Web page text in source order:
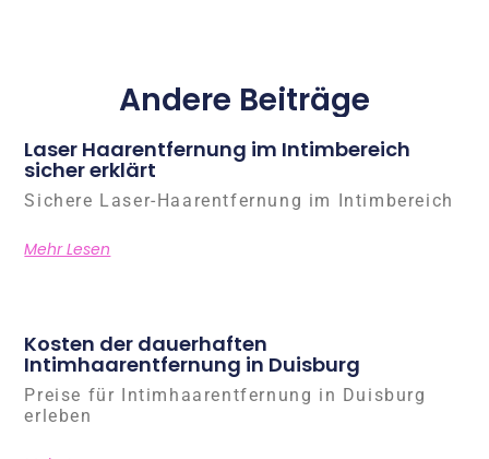
Andere Beiträge
Laser Haarentfernung im Intimbereich
sicher erklärt
Sichere Laser-Haarentfernung im Intimbereich
Mehr Lesen
Kosten der dauerhaften
Intimhaarentfernung in Duisburg
Preise für Intimhaarentfernung in Duisburg
erleben